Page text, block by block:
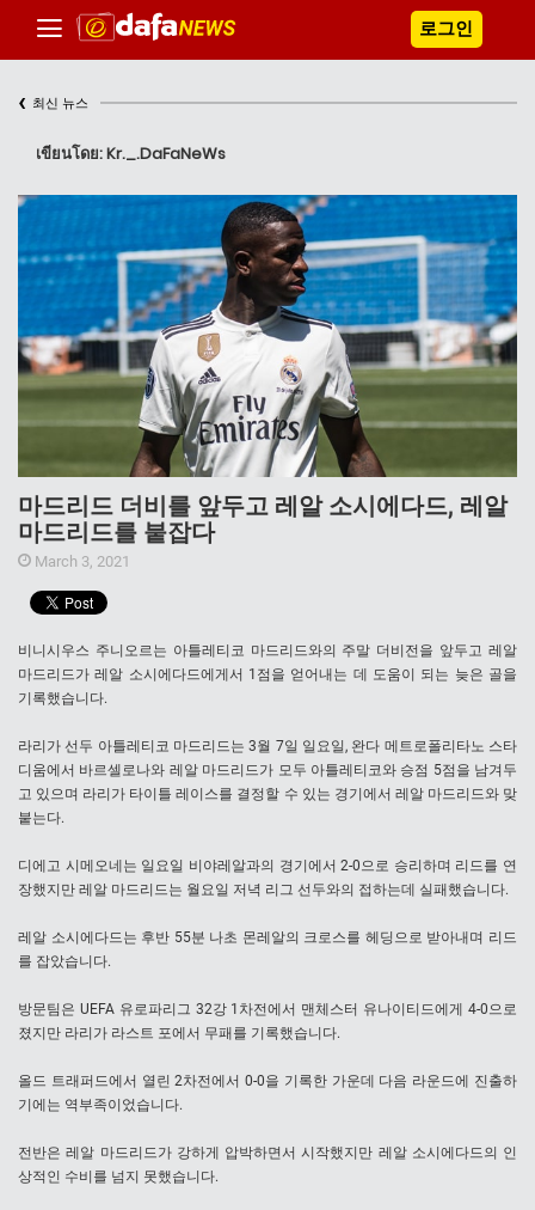
로그인
‹ 최신 뉴스
เขียนโดย: Kr._.DaFaNeWs
마드리드 더비를 앞두고 레알 소시에다드, 레알
마드리드를 붙잡다
March 3, 2021
비니시우스 주니오르는 아틀레티코 마드리드와의 주말 더비전을 앞두고 레알
마드리드가 레알 소시에다드에게서 1점을 얻어내는 데 도움이 되는 늦은 골을
기록했습니다.
라리가 선두 아틀레티코 마드리드는 3월 7일 일요일, 완다 메트로폴리타노 스타
디움에서 바르셀로나와 레알 마드리드가 모두 아틀레티코와 승점 5점을 남겨두
고 있으며 라리가 타이틀 레이스를 결정할 수 있는 경기에서 레알 마드리드와 맞
붙는다.
디에고 시메오네는 일요일 비야레알과의 경기에서 2-0으로 승리하며 리드를 연
장했지만 레알 마드리드는 월요일 저녁 리그 선두와의 접하는데 실패했습니다.
레알 소시에다드는 후반 55분 나초 몬레알의 크로스를 헤딩으로 받아내며 리드
를 잡았습니다.
방문팀은 UEFA 유로파리그 32강 1차전에서 맨체스터 유나이티드에게 4-0으로
졌지만 라리가 라스트 포에서 무패를 기록했습니다.
올드 트래퍼드에서 열린 2차전에서 0-0을 기록한 가운데 다음 라운드에 진출하
기에는 역부족이었습니다.
전반은 레알 마드리드가 강하게 압박하면서 시작했지만 레알 소시에다드의 인
상적인 수비를 넘지 못했습니다.